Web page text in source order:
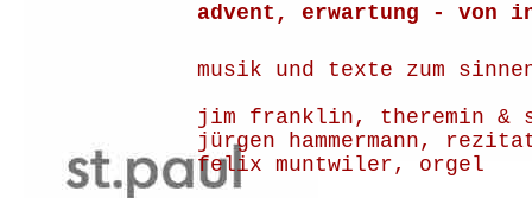
advent, erwartung - von
musik und texte zum
jim franklin, theremin &
jürgen hammermann,
felix muntwiler, orgel